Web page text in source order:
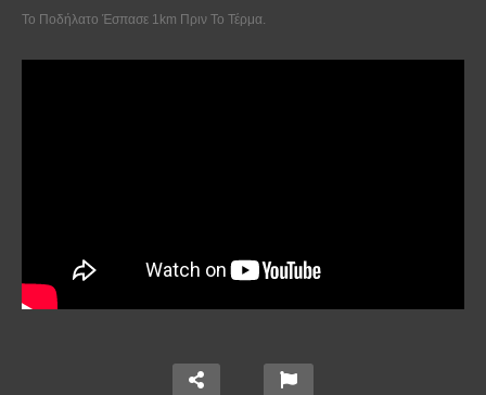
Το Ποδήλατο Έσπασε 1km Πριν Το Τέρμα.